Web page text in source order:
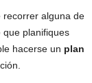
recorrer alguna de
que planifiques
hacerse un plan